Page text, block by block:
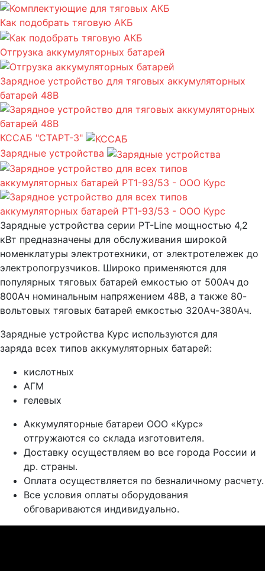
Как подобрать тяговую АКБ
Отгрузка аккумуляторных батарей
Зарядное устройство для тяговых аккумуляторных
батарей 48В
КССАБ "СТАРТ-3"
Зарядные устройства
Зарядные устройства серии PT-Line мощностью 4,2
кВт предназначены для обслуживания широкой
номенклатуры электротехники, от электротележек до
электропогрузчиков. Широко применяются для
популярных тяговых батарей емкостью от 500Ач до
800Ач номинальным напряжением 48В, а также 80-
вольтовых тяговых батарей емкостью 320Ач-380Ач.
Зарядные устройства Курс используются для
заряда всех типов аккумуляторных батарей:
кислотных
АГМ
гелевых
Аккумуляторные батареи ООО «Курс»
отгружаются со склада изготовителя.
Доставку осуществляем во все города России и
др. страны.
Оплата осуществляется по безналичному расчету.
Все условия оплаты оборудования
обговариваются индивидуально.